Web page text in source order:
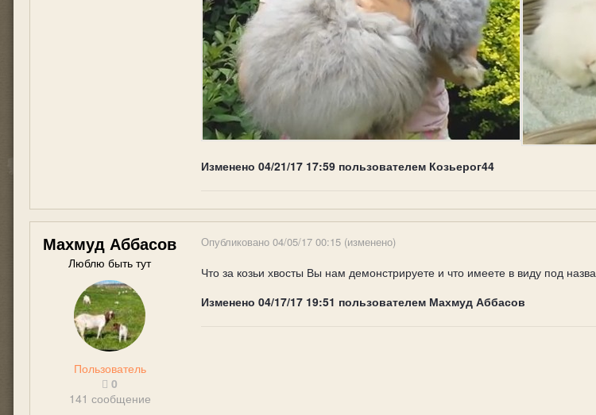
Изменено 04/21/17 17:59 пользователем Козьерог44
Махмуд Аббасов
Люблю быть тут
Пользователь
0
141 сообщение
Опубликовано 04/05/17 00:15 (изменено)
Что за козьи хвосты Вы нам демонстрируете и что имеете в виду под
Изменено 04/17/17 19:51 пользователем Махмуд Аббасов